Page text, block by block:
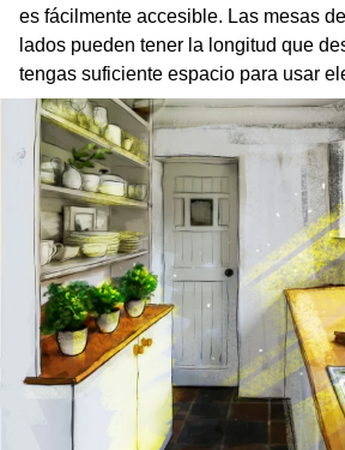
es fácilmente accesible. Las mesas
lados pueden tener la longitud que
tengas suficiente espacio para usar